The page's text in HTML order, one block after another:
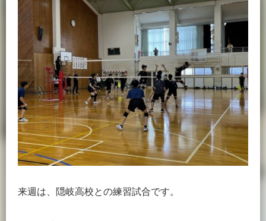
来週は、隠岐高校との練習試合です。